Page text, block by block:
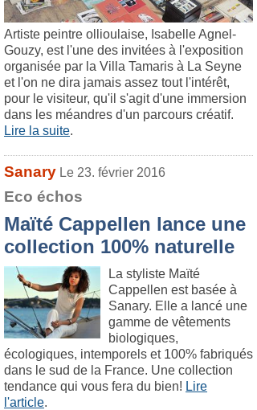
Artiste peintre ollioulaise, Isabelle Agnel-
Gouzy, est l'une des invitées à l'exposition
organisée par la Villa Tamaris à La Seyne
et l'on ne dira jamais assez tout l'intérêt,
pour le visiteur, qu'il s'agit d'une immersion
dans les méandres d'un parcours créatif.
Lire la suite.
Sanary Le 23. février 2016
Eco échos
Maïté Cappellen lance une
collection 100% naturelle
La styliste Maïté
Cappellen est basée à
Sanary. Elle a lancé une
gamme de vêtements
biologiques,
écologiques, intemporels et 100% fabriqués
dans le sud de la France. Une collection
tendance qui vous fera du bien! Lire
l'article.